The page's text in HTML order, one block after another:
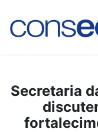
Secretaria